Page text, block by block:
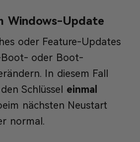
Windows-Update
oder Feature-Updates
Boot- oder Boot-
In diesem Fall
Schlüssel einmal
nächsten Neustart
normal.